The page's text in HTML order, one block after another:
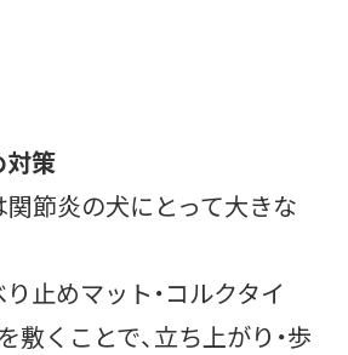
対策
節炎の犬にとって大きな
止めマット・コルクタイ
敷くことで、立ち上がり・歩